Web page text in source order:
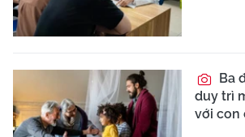
Ba
duy trì
với con